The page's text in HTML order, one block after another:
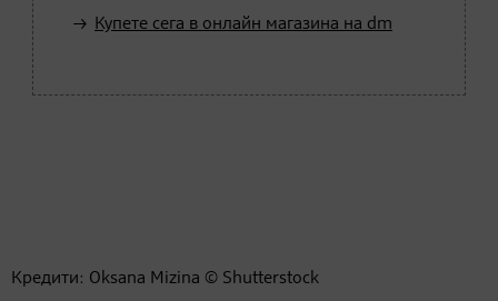
Купете сега в онлайн магазина на dm
Кредити: Oksana Mizina © Shutterstock